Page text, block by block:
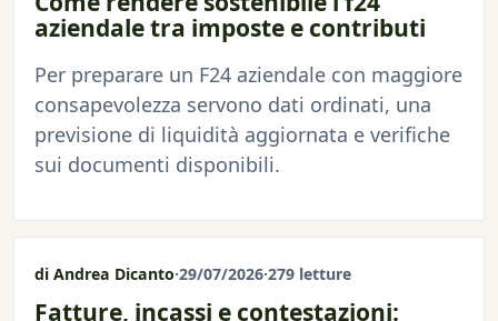
aziendale tra imposte e contributi
Per preparare un F24 aziendale con maggiore
consapevolezza servono dati ordinati, una
previsione di liquidità aggiornata e verifiche
sui documenti disponibili.
di Andrea Dicanto·29/07/2026·279 letture
Fatture, incassi e contestazioni: